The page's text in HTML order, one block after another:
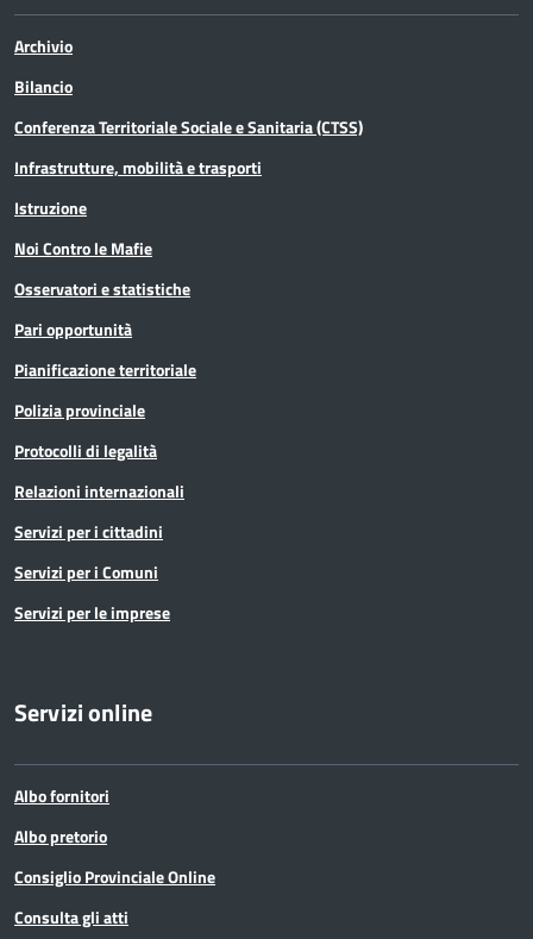
Archivio
Bilancio
Conferenza Territoriale Sociale e Sanitaria (CTSS)
Infrastrutture, mobilità e trasporti
Istruzione
Noi Contro le Mafie
Osservatori e statistiche
Pari opportunità
Pianificazione territoriale
Polizia provinciale
Protocolli di legalità
Relazioni internazionali
Servizi per i cittadini
Servizi per i Comuni
Servizi per le imprese
Servizi online
Albo fornitori
Albo pretorio
Consiglio Provinciale Online
Consulta gli atti